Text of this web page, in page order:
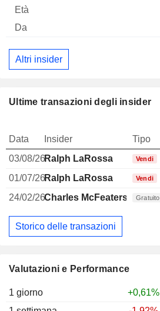
Valutazioni e Performance
1 giorno
+0,61%
Altri insider
Ultime transazioni degli insider
Data Insider Tipo
03/08/26Ralph LaRossa Vendi
01/07/26Ralph LaRossa Vendi
24/02/26Charles McFeaters Gratuito
Storico delle transazioni